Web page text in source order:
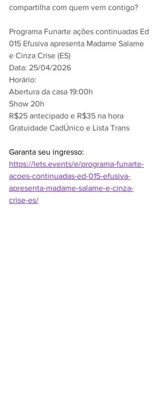
compartilha com quem vem contigo?
Programa Funarte ações continuadas Ed
015 Efusiva apresenta Madame Salame
e Cinza Crise (ES)
Data: 25/04/2026
Horário:
Abertura da casa 19:00h
Show 20h
R$25 antecipado e R$35 na hora
Gratuidade CadÚnico e Lista Trans
Garanta seu ingresso:
https://lets.events/e/programa-funarte-
acoes-continuadas-ed-015-efusiva-
apresenta-madame-salame-e-cinza-
crise-es/